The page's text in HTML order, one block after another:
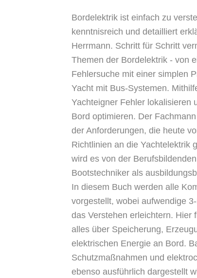
Bordelektrik ist einfach zu
kenntnisreich und detailliert
Herrmann. Schritt für Schritt
Themen der Bordelektrik - von
Fehlersuche mit einer simplen
Yacht mit Bus-Systemen.
Yachteigner Fehler lokalisieren
Bord optimieren. Der
der Anforderungen, die heute
Richtlinien an die Yachtelektrik
wird es von der
Bootstechniker als
In diesem Buch werden alle
vorgestellt, wobei aufwendige
das Verstehen erleichtern. Hier
alles über Speicherung,
elektrischen Energie an Bord.
Schutzmaßnahmen und
ebenso ausführlich dargestellt